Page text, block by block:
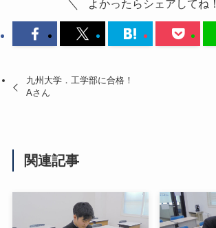
よかったらシェアしてね！
九州大学．工学部に合格！
Aさん
関連記事